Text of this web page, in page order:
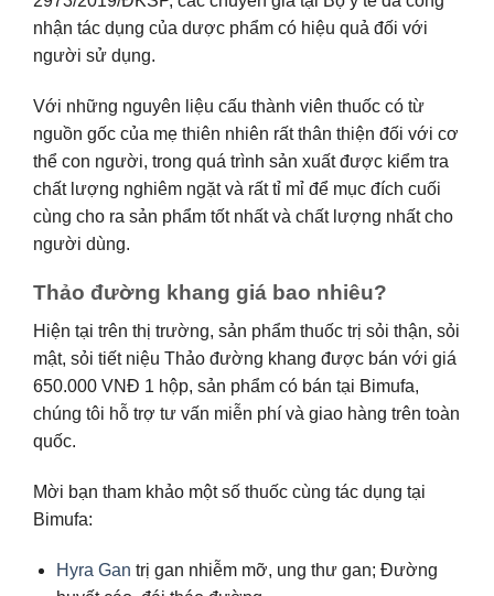
nhận tác dụng của dược phẩm có hiệu quả đối với
người sử dụng.
Với những nguyên liệu cấu thành viên thuốc có từ
nguồn gốc của mẹ thiên nhiên rất thân thiện đối với cơ
thể con người, trong quá trình sản xuất được kiểm tra
chất lượng nghiêm ngặt và rất tỉ mỉ để mục đích cuối
cùng cho ra sản phẩm tốt nhất và chất lượng nhất cho
người dùng.
Thảo đường khang giá bao nhiêu?
Hiện tại trên thị trường, sản phẩm thuốc trị sỏi thận, sỏi
mật, sỏi tiết niệu Thảo đường khang được bán với giá
650.000 VNĐ 1 hộp, sản phẩm có bán tại Bimufa,
chúng tôi hỗ trợ tư vấn miễn phí và giao hàng trên toàn
quốc.
Mời bạn tham khảo một số thuốc cùng tác dụng tại
Bimufa:
Hyra Gan trị gan nhiễm mỡ, ung thư gan; Đường